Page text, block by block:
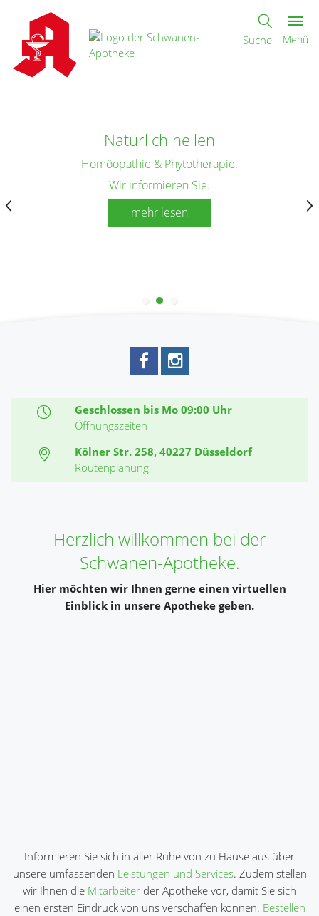
Suche Menü
Natürlich heilen
Homöopathie & Phytotherapie.
Wir informieren Sie.
mehr lesen
Geschlossen bis Mo 09:00 Uhr
Öffnungszeiten
Kölner Str. 258, 40227 Düsseldorf
Routenplanung
Herzlich willkommen bei der
Schwanen-Apotheke.
Hier möchten wir Ihnen gerne einen virtuellen
Einblick in unsere Apotheke geben.
Informieren Sie sich in aller Ruhe von zu Hause aus über
unsere umfassenden Leistungen und Services. Zudem stellen
wir Ihnen die Mitarbeiter der Apotheke vor, damit Sie sich
einen ersten Eindruck von uns verschaffen können. Bestellen